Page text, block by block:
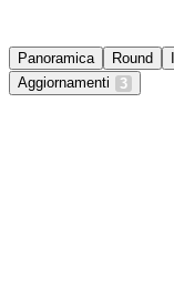
Panoramica Round
Aggiornamenti
3